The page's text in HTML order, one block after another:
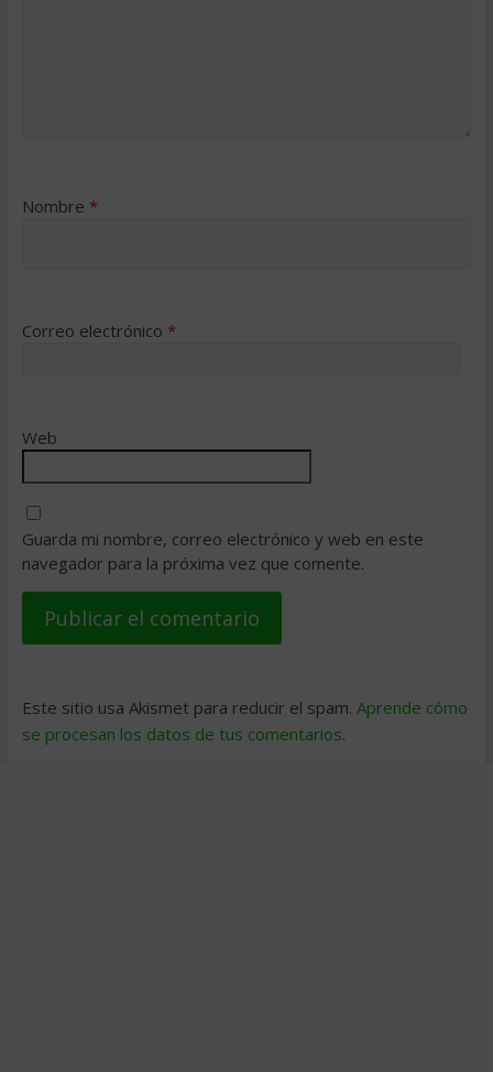
Nombre *
Correo electrónico *
Web
Guarda mi nombre, correo electrónico y web en este
navegador para la próxima vez que comente.
Este sitio usa Akismet para reducir el spam. Aprende cómo
se procesan los datos de tus comentarios.